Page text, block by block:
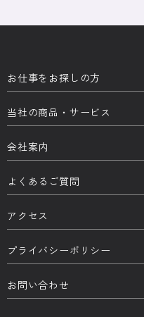
お仕事をお探しの方
当社の商品・サービス
会社案内
よくあるご質問
アクセス
プライバシーポリシー
お問い合わせ